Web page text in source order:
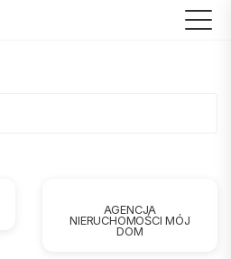
AGENCJA
NIERUCHOMOŚCI MÓJ
DOM